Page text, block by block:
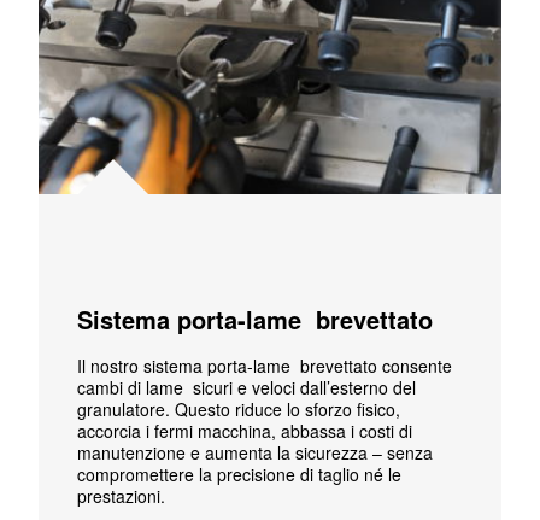
Sistema porta-lame brevettato
Il nostro sistema porta-lame brevettato consente
cambi di lame sicuri e veloci dall’esterno del
granulatore. Questo riduce lo sforzo fisico,
accorcia i fermi macchina, abbassa i costi di
manutenzione e aumenta la sicurezza – senza
compromettere la precisione di taglio né le
prestazioni.